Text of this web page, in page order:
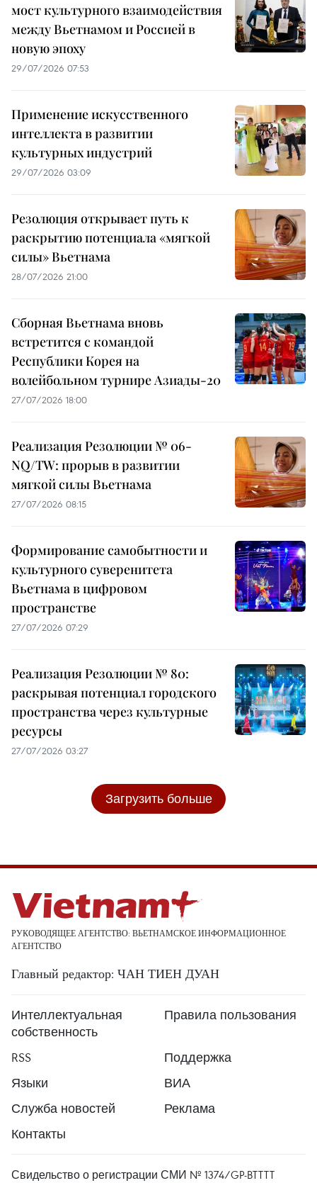
мост культурного взаимодействия
между Вьетнамом и Россией в
новую эпоху
29/07/2026 07:53
Применение искусственного
интеллекта в развитии
культурных индустрий
29/07/2026 03:09
Резолюция открывает путь к
раскрытию потенциала «мягкой
силы» Вьетнама
28/07/2026 21:00
Сборная Вьетнама вновь
встретится с командой
Республики Корея на
волейбольном турнире Азиады-20
27/07/2026 18:00
Реализация Резолюции № 06-
NQ/TW: прорыв в развитии
мягкой силы Вьетнама
27/07/2026 08:15
Формирование самобытности и
культурного суверенитета
Вьетнама в цифровом
пространстве
27/07/2026 07:29
Реализация Резолюции № 80:
раскрывая потенциал городского
пространства через культурные
ресурсы
27/07/2026 03:27
Загрузить больше
РУКОВОДЯЩЕЕ АГЕНТСТВО: ВЬЕТНАМСКОЕ ИНФОРМАЦИОННОЕ
АГЕНТСТВО
Главный редактор: ЧАН ТИЕН ДУАН
Интеллектуальная
собственность
Правила пользования
RSS
Поддержка
Языки
ВИА
Служба новостей
Реклама
Контакты
Свидельство о регистрации СМИ № 1374/GP-BTTTT